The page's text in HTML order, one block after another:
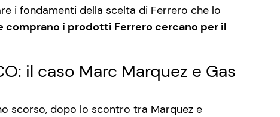
i fondamenti della scelta di Ferrero che lo
comprano i prodotti Ferrero cercano per il
il caso Marc Marquez e Gas
scorso, dopo lo scontro tra Marquez e